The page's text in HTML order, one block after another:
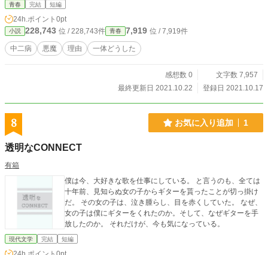
青春 完結 短編
24h.ポイント 0pt
小説 228,743 位 / 228,743件 青春 7,919 位 / 7,919件
中二病 悪魔 理由 一体どうした
感想数 0
文字数 7,957
最終更新日 2021.10.22
登録日 2021.10.17
8 お気に入り追加 1
透明なCONNECT
有箱
僕は今、大好きな歌を仕事にしている。 と言うのも、全ては
十年前、見知らぬ女の子からギターを貰ったことが切っ掛け
だ。 その女の子は、泣き腫らし、目を赤くしていた。 なぜ、
女の子は僕にギターをくれたのか。そして、なぜギターを手
放したのか。 それだけが、今も気になっている。
現代文学 完結 短編